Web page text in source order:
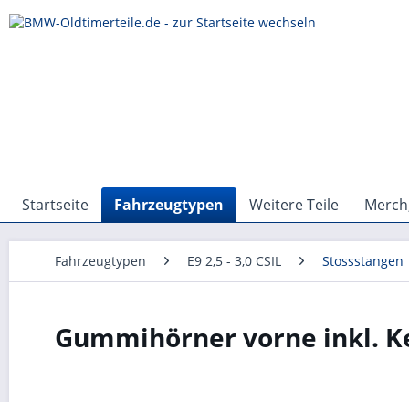
Startseite Fahrzeugtypen Weitere Teile
Fahrzeugtypen E9 2,5 - 3,0 CSIL Stossstangen
Gummihörner vorne inkl.